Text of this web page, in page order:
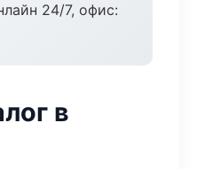
24/7, офис:
в